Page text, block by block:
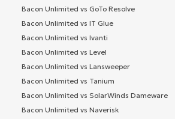
Bacon Unlimited vs GoTo Resolve
Bacon Unlimited vs IT Glue
Bacon Unlimited vs Ivanti
Bacon Unlimited vs Level
Bacon Unlimited vs Lansweeper
Bacon Unlimited vs Tanium
Bacon Unlimited vs SolarWinds Dameware
Bacon Unlimited vs Naverisk